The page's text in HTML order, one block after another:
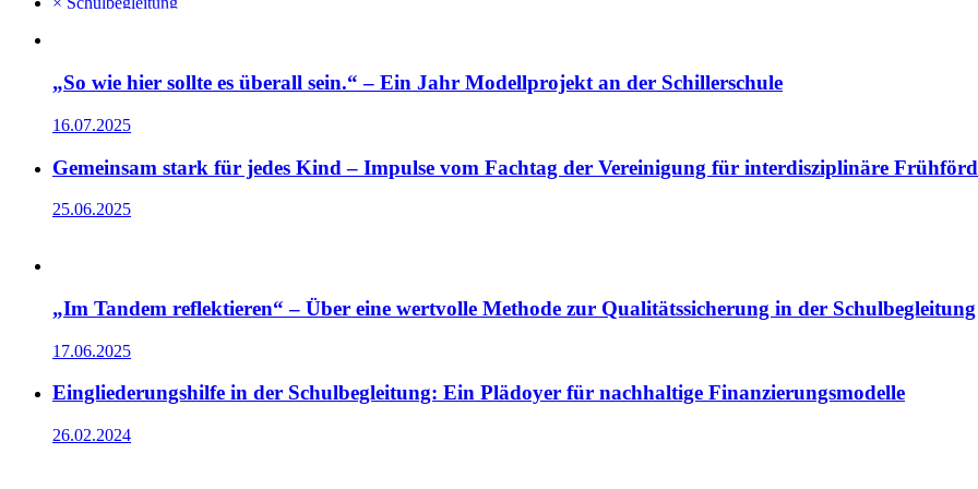
„So wie hier sollte es überall sein.“ – Ein Jahr Modellprojekt an der Schillerschule
16.07.2025
Gemeinsam stark für jedes Kind – Impulse vom Fachtag der Vereinigung für interdisziplinäre
25.06.2025
„Im Tandem reflektieren“ – Über eine wertvolle Methode zur Qualitätssicherung in der Schulbegleitung
17.06.2025
Eingliederungshilfe in der Schulbegleitung: Ein Plädoyer für nachhaltige Finanzierungsmodelle
26.02.2024